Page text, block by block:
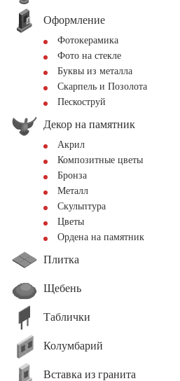
Оформление
Фотокерамика
Фото на стекле
Буквы из металла
Скарпель и Позолота
Пескоструй
Декор на памятник
Акрил
Композитные цветы
Бронза
Металл
Скульптура
Цветы
Ордена на памятник
Плитка
Щебень
Таблички
Колумбарий
Вставка из гранита